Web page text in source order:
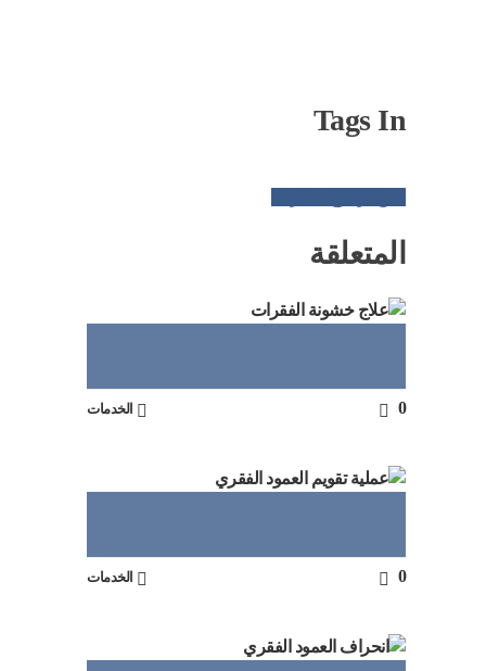
Tags In
المتعلقة
الخدمات 0
الخدمات 0